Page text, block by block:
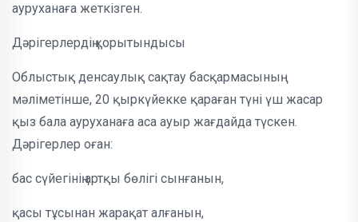
ауруханаға жеткізген.
Дәрігерлердің қорытындысы
Облыстық денсаулық сақтау басқармасының
мәліметінше, 20 қыркүйекке қараған түні үш жасар
қыз бала ауруханаға аса ауыр жағдайда түскен.
Дәрігерлер оған:
бас сүйегінің артқы бөлігі сынғанын,
қасы тұсынан жарақат алғанын,